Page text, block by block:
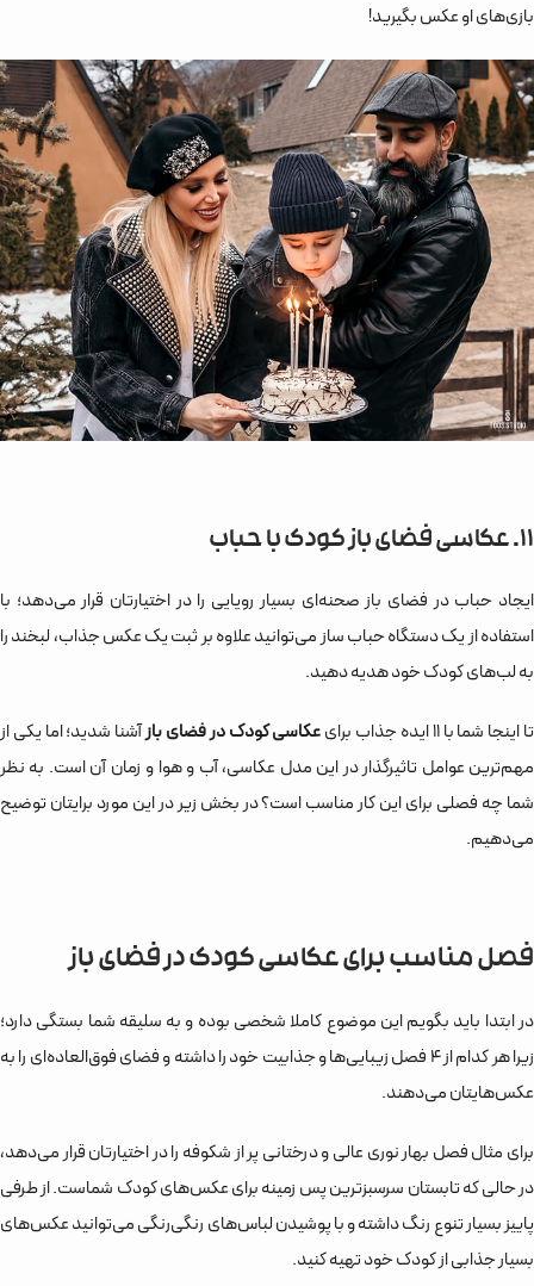
بازی‌های او عکس بگیرید!
11. عکاسی فضای باز کودک با حباب
ایجاد حباب در فضای باز صحنه‌ای بسیار رویایی را در اختیارتان قرار می‌دهد؛ با
استفاده از یک دستگاه حباب ساز می‌توانید علاوه بر ثبت یک عکس جذاب، لبخند را
به لب‌های کودک خود هدیه دهید.
تا اینجا شما با 11 ایده جذاب برای عکاسی کودک در فضای بازآشنا شدید؛ اما یکی از
مهم‌ترین عوامل تاثیرگذار در این مدل عکاسی، آب و هوا و زمان آن است. به نظر
شما چه فصلی برای این کار مناسب است؟ در بخش زیر در این مورد برایتان توضیح
می‌دهیم.
فصل مناسب برای عکاسی کودک در فضای باز
در ابتدا باید بگویم این موضوع کاملا شخصی بوده و به سلیقه شما بستگی دارد؛
زیرا هر کدام از 4 فصل زیبایی‌ها و جذابیت خود را داشته و فضای فوق‌العاده‌ای را به
عکس‌هایتان می‌دهند.
برای مثال فصل بهار نوری عالی و درختانی پر از شکوفه را در اختیارتان قرار می‌دهد،
در حالی که تابستان سرسبزترین پس زمینه برای عکس‌های کودک شماست. از طرفی
پاییز بسیار تنوع رنگ داشته و با پوشیدن لباس‌های رنگی‌رنگی می‌توانید عکس‌های
بسیار جذابی از کودک خود تهیه کنید.